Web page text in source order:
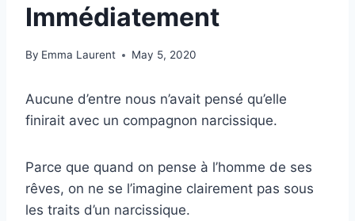
Immédiatement
By Emma Laurent May 5, 2020
Aucune d’entre nous n’avait pensé qu’elle
finirait avec un compagnon narcissique.
Parce que quand on pense à l’homme de ses
rêves, on ne se l’imagine clairement pas sous
les traits d’un narcissique.